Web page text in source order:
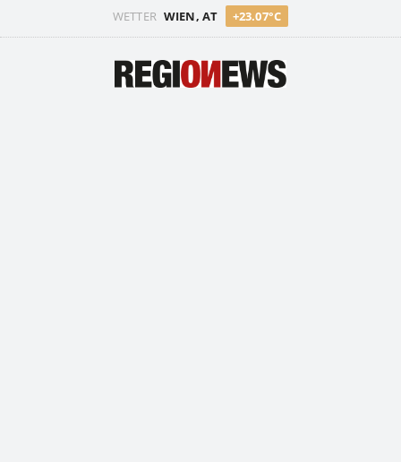
WETTER WIEN, AT +23.07°C